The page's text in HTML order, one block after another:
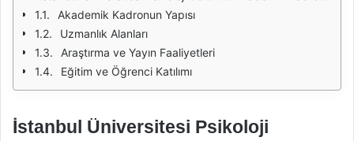
Akademik Kadronun Yapısı
Uzmanlık Alanları
Araştırma ve Yayın Faaliyetleri
Eğitim ve Öğrenci Katılımı
İstanbul Üniversitesi Psikoloji